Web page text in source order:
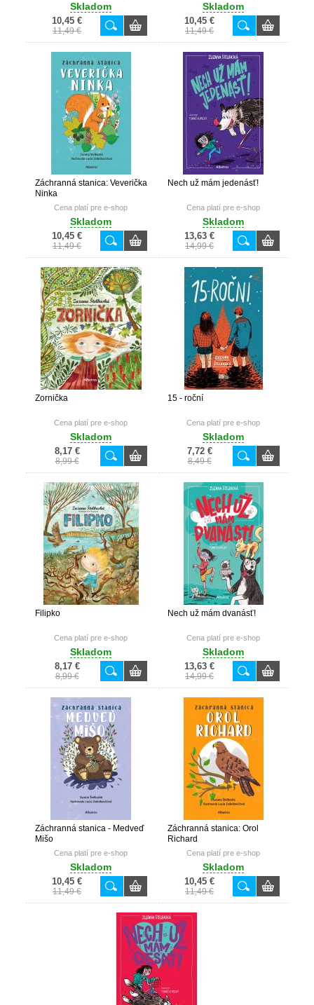
Skladom
10,45 €
11,49 €
Skladom
10,45 €
11,49 €
Záchranná stanica: Veverička
Ninka
Cena platí pre e-shop
Skladom
10,45 €
11,49 €
Nech už mám jedenásť!
Cena platí pre e-shop
Skladom
13,63 €
14,99 €
Zornička
Cena platí pre e-shop
Skladom
8,17 €
8,99 €
15 - roční
Cena platí pre e-shop
Skladom
7,72 €
8,49 €
Filipko
Cena platí pre e-shop
Skladom
8,17 €
8,99 €
Nech už mám dvanásť!
Cena platí pre e-shop
Skladom
13,63 €
14,99 €
Záchranná stanica - Medveď
Mišo
Cena platí pre e-shop
Skladom
10,45 €
11,49 €
Záchranná stanica: Orol
Richard
Cena platí pre e-shop
Skladom
10,45 €
11,49 €